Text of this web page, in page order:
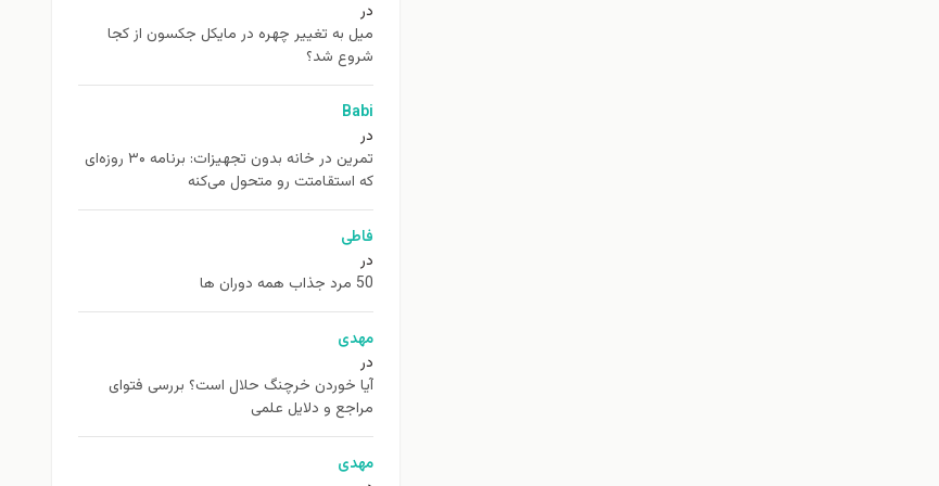
در
ميل به تغيير چهره در مایکل جکسون از كجا
شروع شد؟
Babi
در
تمرین در خانه بدون تجهیزات: برنامه ۳۰ روزه‌ای
که استقامتت رو متحول می‌کنه
فاطی
در
50 مرد جذاب همه دوران ها
مهدی
در
آیا خوردن خرچنگ حلال است؟ بررسی فتوای
مراجع و دلایل علمی
مهدی